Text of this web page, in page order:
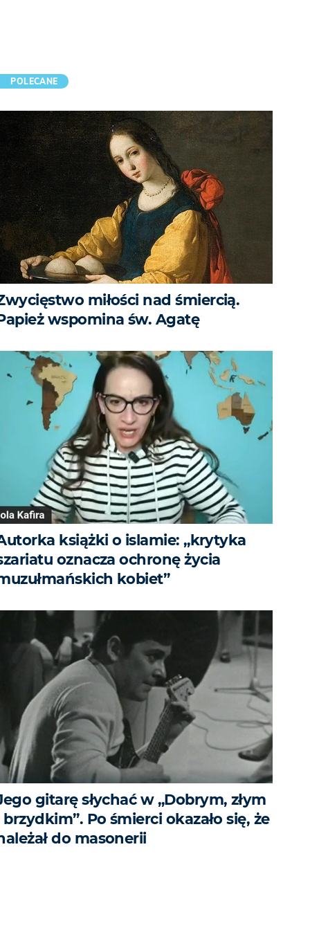
POLECANE
miłości nad śmiercią.
wspomina św. Agatę
książki o islamie: „krytyka
oznacza ochronę życia
kobiet”
gitarę słychać w „Dobrym, złym
brzydkim”. Po śmierci okazało się, że
do masonerii